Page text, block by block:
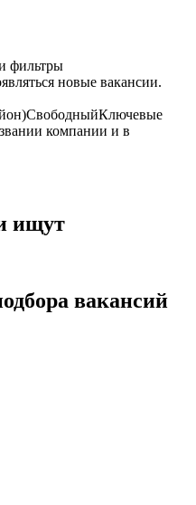
фильтры
новые вакансии.
СвободныйКлючевые
компании и в
ищут
вакансий